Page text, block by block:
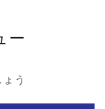
ー
う